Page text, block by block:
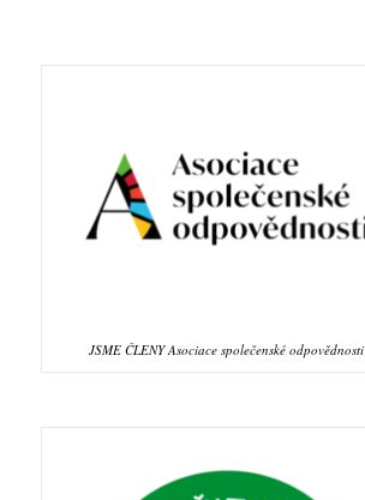
JSME ČLENY Asociace společenské odpovědnosti